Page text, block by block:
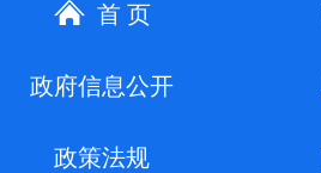
首 页
政府信息公开
政策法规